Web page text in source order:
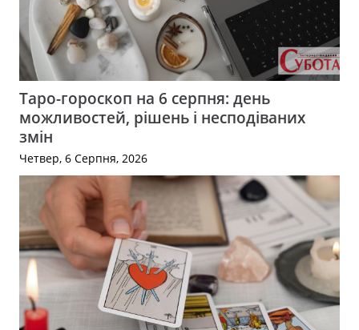
Таро-гороскоп на 6 серпня: день
можливостей, рішень і несподіваних
змін
Четвер, 6 Серпня, 2026